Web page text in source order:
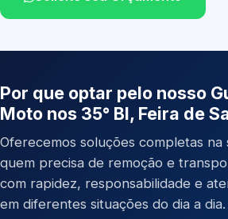
Por que optar pelo nosso
Moto nos 35° BI, Feira de
Oferecemos soluções completas na
quem precisa de remoção e
com rapidez, responsabilidade e
em diferentes situações do dia a dia.